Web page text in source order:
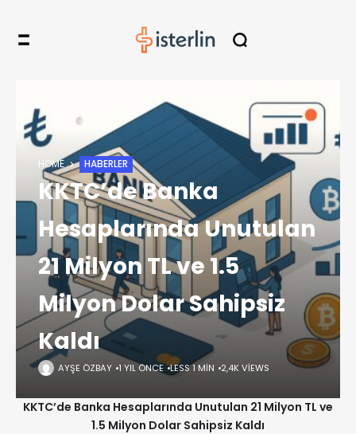
HOME HABERLER
KKTC’de Banka
Hesaplarında Unutulan
21 Milyon TL ve 1.5
Milyon Dolar Sahipsiz
Kaldı
AYŞE ÖZBAY 1 YIL ÖNCE LESS 1 MIN 2,4K VIEWS
KKTC’de Banka Hesaplarında Unutulan 21 Milyon TL ve
1.5 Milyon Dolar Sahipsiz Kaldı